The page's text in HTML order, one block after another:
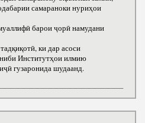
самараноки нуриҳои
барои ҷорӣ намудани
ки дар асоси
Институтҳои илмию
гузаронида шудаанд.